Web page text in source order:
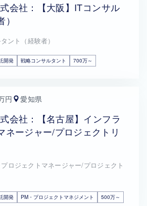
会社：【大阪】ITコンサル
ント（経験者）
開発 戦略コンサルタント 700万～
円 愛知県
会社：【名古屋】インフラ
ネージャー/プロジェクトリ
プロジェクトマネージャー/プロジェクト
開発 PM・プロジェクトマネジメント 500万～